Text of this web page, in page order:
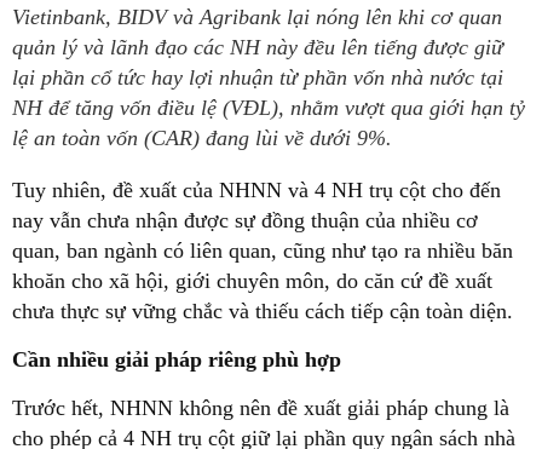
Vietinbank, BIDV và Agribank lại nóng lên khi cơ quan
quản lý và lãnh đạo các NH này đều lên tiếng được giữ
lại phần cổ tức hay lợi nhuận từ phần vốn nhà nước tại
NH để tăng vốn điều lệ (VĐL), nhằm vượt qua giới hạn tỷ
lệ an toàn vốn (CAR) đang lùi về dưới 9%.
Tuy nhiên, đề xuất của NHNN và 4 NH trụ cột cho đến
nay vẫn chưa nhận được sự đồng thuận của nhiều cơ
quan, ban ngành có liên quan, cũng như tạo ra nhiều băn
khoăn cho xã hội, giới chuyên môn, do căn cứ đề xuất
chưa thực sự vững chắc và thiếu cách tiếp cận toàn diện.
Cần nhiều giải pháp riêng phù hợp
Trước hết, NHNN không nên đề xuất giải pháp chung là
cho phép cả 4 NH trụ cột giữ lại phần quy ngân sách nhà